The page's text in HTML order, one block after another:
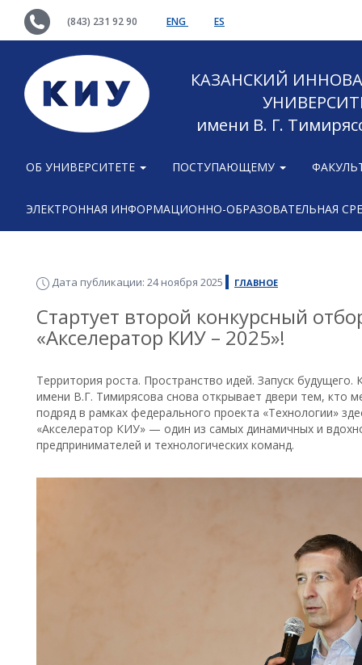
(843) 231 92 90 ENG ES
КАЗАНСКИЙ
имени В. Г.
ОБ УНИВЕРСИТЕТЕ ПОСТУПАЮЩЕМУ
ЭЛЕКТРОННАЯ ИНФОРМАЦИОННО-ОБРАЗОВАТЕЛЬНАЯ
Дата публикации: 24 ноября 2025 ГЛАВНОЕ
Стартует второй конкурсный
«Акселератор КИУ – 2025»!
Территория роста. Пространство идей. Запуск будущего.
имени В.Г. Тимирясова снова открывает двери тем, кто
подряд в рамках федерального проекта «Технологии»
«Акселератор КИУ» — один из самых динамичных и
предпринимателей и технологических команд.